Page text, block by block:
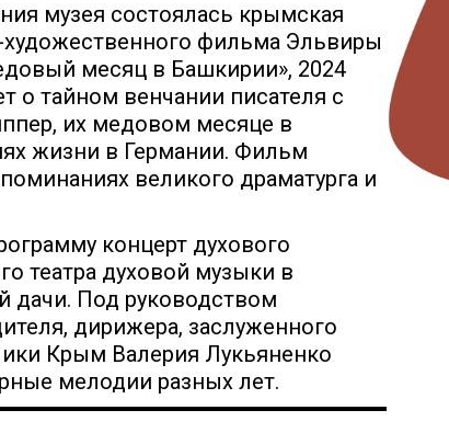
музея состоялась крымская
фильма Эльвиры
месяц в Башкирии», 2024
о тайном венчании писателя с
их медовом месяце в
жизни в Германии. Фильм
великого драматурга и
концерт духового
театра духовой музыки в
дачи. Под руководством
дирижера, заслуженного
Крым Валерия Лукьяненко
мелодии разных лет.